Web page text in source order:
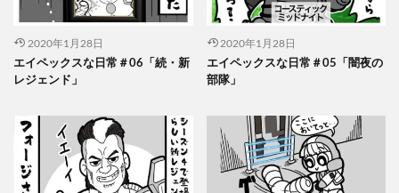
2020年1月28日
エイペックスな日常＃06「続・新
レジェンド」
2020年1月28日
エイペックスな日常＃05「闇夜の
部隊」